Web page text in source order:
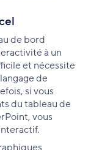
de bord
à un
et nécessite
de
si vous
du tableau de
vous